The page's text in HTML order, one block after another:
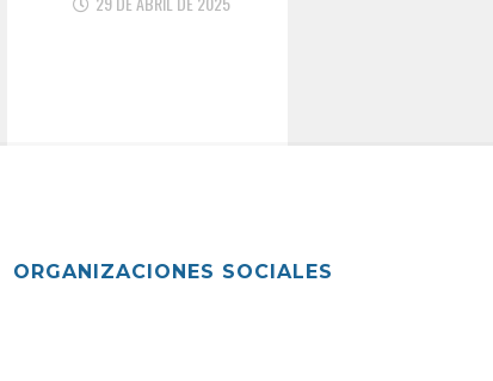
ORGANIZACIONES SOCIALES